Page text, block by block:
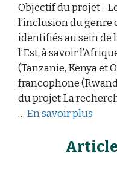
Objectif du projet :
l’inclusion du genre
identifiés au sein de
l’Est, à savoir
(Tanzanie, Kenya et
francophone
du projet La
… En savoir plus